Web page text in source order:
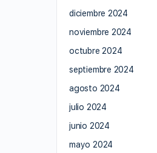
diciembre 2024
noviembre 2024
octubre 2024
septiembre 2024
agosto 2024
julio 2024
junio 2024
mayo 2024